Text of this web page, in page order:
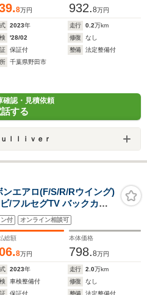
8万円 932.8万円
2023年 走行 0.2万km
'28/02 修復
なし
保証付 整備
法定整備付
千葉県野田市
確認・見積依頼
する
ｌｌｉｖｅｒ
エアロ(F/S/R/Rウイング)
/フルセグTV バックカメ
ヘッドライト 保証書 取
付 オンライン相談可
総額
8万円
本体価格
798.8万円
2023年 走行 2.0万km
車検整備付 修復
なし
保証付 整備
法定整備付